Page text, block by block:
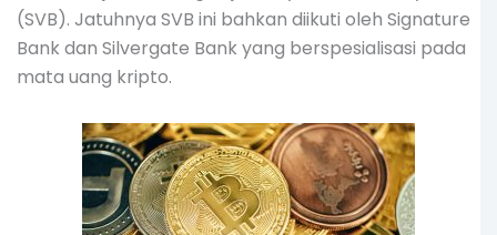
(SVB). Jatuhnya SVB ini bahkan diikuti oleh Signature
Bank dan Silvergate Bank yang berspesialisasi pada
mata uang kripto.